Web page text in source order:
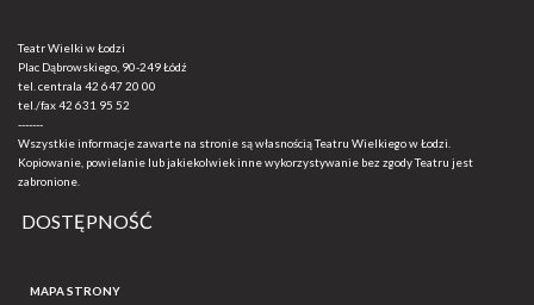
Teatr Wielki w Łodzi
Plac Dąbrowskiego, 90-249 Łódź
tel. centrala 42 647 20 00
tel./fax42 631 95 52
-------
Wszystkie informacje zawarte na stronie są własnością Teatru Wielkiego w Łodzi.
Kopiowanie, powielanie lub jakiekolwiek inne wykorzystywanie bez zgody Teatru jest
zabronione.
DOSTĘPNOŚĆ
MAPA STRONY